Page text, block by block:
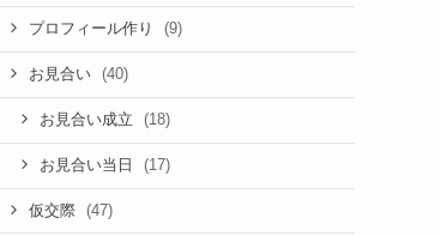
プロフィール作り (9)
お見合い (40)
お見合い成立 (18)
お見合い当日 (17)
仮交際 (47)